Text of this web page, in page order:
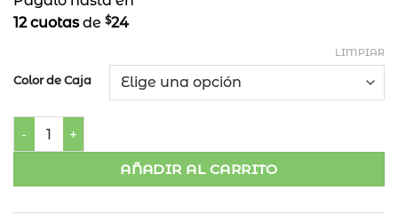
12 cuotasde $24
Color de Caja
LIMPIAR
Bola Masajeador Lisa x 2 cantidad
AÑADIR AL CARRITO